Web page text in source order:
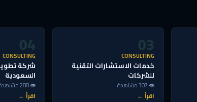
03
CONSULTING
خدمات الاستشارات التقنية
للشركات
👁 307 مشاهدة
اقرأ ←
04
CONSULTING
شركة
السعودية
👁 288 مشاهدة
اقرأ ←